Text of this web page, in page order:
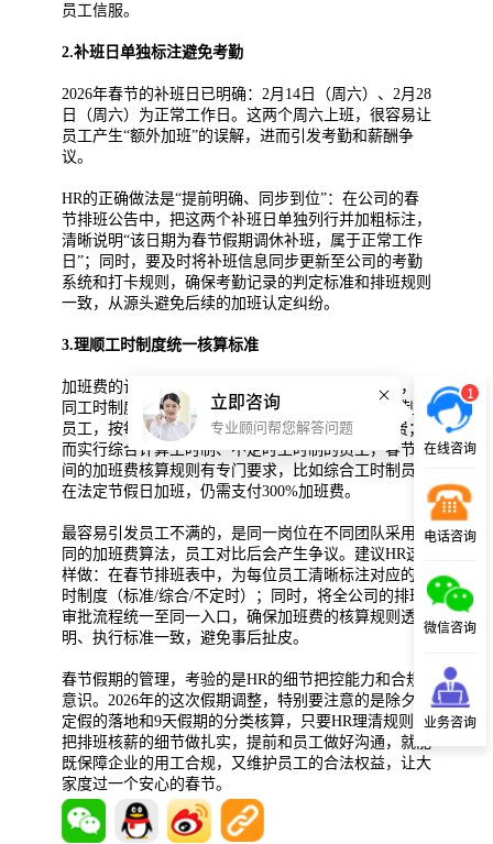
员工信服。
2.补班日单独标注避免考勤
2026年春节的补班日已明确：2月14日（周六）、2月28
日（周六）为正常工作日。这两个周六上班，很容易让
员工产生“额外加班”的误解，进而引发考勤和薪酬争
议。
HR的正确做法是“提前明确、同步到位”：在公司的春
节排班公告中，把这两个补班日单独列行并加粗标注，
清晰说明“该日期为春节假期调休补班，属于正常工作
日”；同时，要及时将补班信息同步更新至公司的考勤
系统和打卡规则，确保考勤记录的判定标准和排班规则
一致，从源头避免后续的加班认定纠纷。
3.理顺工时制度统一核算标准
加班费的计算方式，必须以明确的工时制度为前提，不
同工时制度的核算规则，不能混为一谈。标准工时制的
员工，按每日8小时、每周40小时的基准核算加班费；
而实行综合计算工时制、不定时工时制的员工，春节期
间的加班费核算规则有专门要求，比如综合工时制员工
在法定节假日加班，仍需支付300%加班费。
最容易引发员工不满的，是同一岗位在不同团队采用不
同的加班费算法，员工对比后会产生争议。建议HR这
样做：在春节排班表中，为每位员工清晰标注对应的工
时制度（标准/综合/不定时）；同时，将全公司的排班
审批流程统一至同一入口，确保加班费的核算规则透
明、执行标准一致，避免事后扯皮。
春节假期的管理，考验的是HR的细节把控能力和合规
意识。2026年的这次假期调整，特别要注意的是除夕法
定假的落地和9天假期的分类核算，只要HR理清规则、
把排班核薪的细节做扎实，提前和员工做好沟通，就能
既保障企业的用工合规，又维护员工的合法权益，让大
家度过一个安心的春节。
1
在线咨询
电话咨询
微信咨询
业务咨询
立即咨询
专业顾问帮您解答问题